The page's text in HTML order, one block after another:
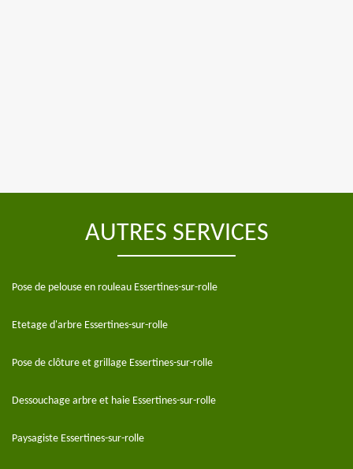
AUTRES SERVICES
Pose de pelouse en rouleau Essertines-sur-rolle
Etetage d'arbre Essertines-sur-rolle
Pose de clôture et grillage Essertines-sur-rolle
Dessouchage arbre et haie Essertines-sur-rolle
Paysagiste Essertines-sur-rolle